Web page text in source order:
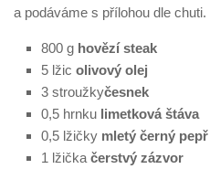
a podáváme s přílohou dle chuti.
800 g hovězí steak
5 lžic olivový olej
3 stroužkyčesnek
0,5 hrnku limetková štáva
0,5 lžičky mletý černý pepř
1 lžička čerstvý zázvor